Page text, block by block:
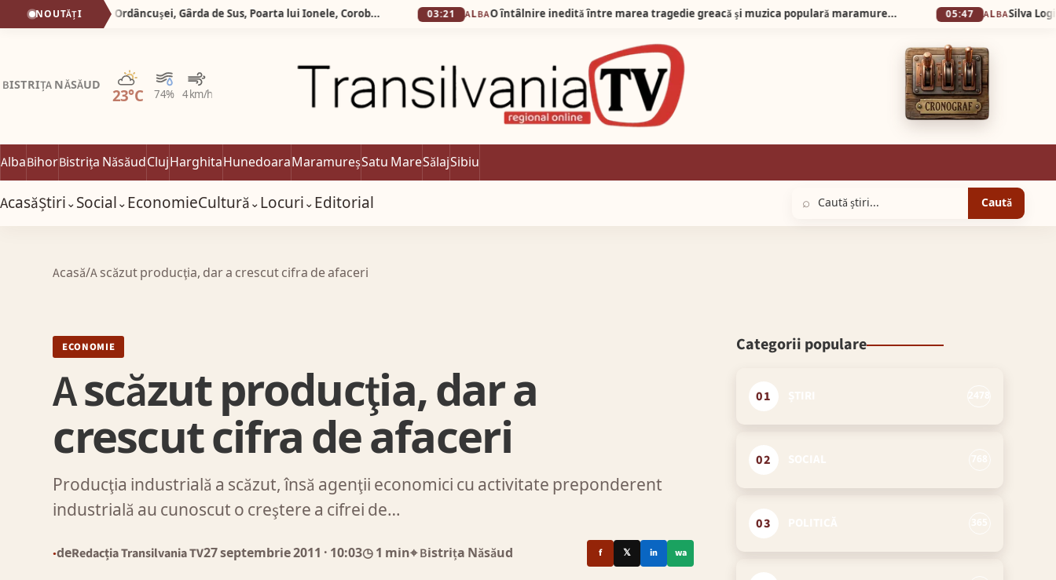
NOUTĂȚI Silva logistic Services. Valea Ordâncușei, Gârda de Sus, Poarta lui Ionele, Corobana lui Gârda, Peșteră Scărișoara. 03:21 ALBA O întâlnire inedită între marea tragedie greacă și muzica populară maramureșeană, interpretată live de Grupul IZA 05:47 ALBA
BISTRIȚA NĂSĂUD
23°C 74% 4 km/h
Parțial noros
AlbaBihorBistrița NăsăudClujHarghitaHunedoaraMaramureșSatu MareSălajSibiu
AcasăȘtiri⌄Social⌄EconomieCultură⌄Locuri⌄Editorial ⌕ Caută
Acasă/A scăzut producţia, dar a crescut cifra de afaceri
ECONOMIE
A scăzut producţia, dar a
crescut cifra de afaceri
Producţia industrială a scăzut, însă agenţii economici cu activitate preponderent
industrială au cunoscut o creştere a cifrei de…
●deRedacția Transilvania TV27 septembrie 2011 · 10:03◷ 1 min⌖ Bistrița Năsăud f 𝕏 in wa
Categorii populare
01
02
03